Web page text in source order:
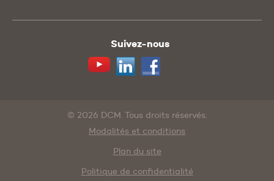
Suivez-nous
YoutubeLinkedin
© 2026 DCM. Tous droits réservés.
Modalités et conditions
Plan du site
Politique de confidentialité